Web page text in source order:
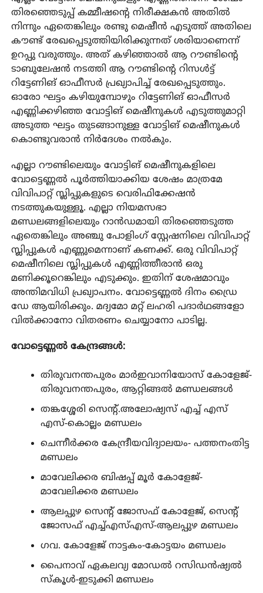
തിരഞ്ഞെടുപ്പ് കമ്മീഷന്റെ നിരീക്ഷകൻ അതിൽ
നിന്നും ഏതെങ്കിലും രണ്ടു മെഷീൻ എടുത്ത് അതിലെ
കൗണ്ട് രേഖപ്പെടുത്തിയിരിക്കുന്നത് ശരിയാണെന്ന്
ഉറപ്പു വരുത്തും. അത് കഴിഞ്ഞാൽ ആ റൗണ്ടിന്റെ
ടാബുലേഷൻ നടത്തി ആ റൗണ്ടിന്റെ റിസൾട്ട്
റിട്ടേണിങ് ഓഫീസർ പ്രഖ്യാപിച്ച് രേഖപ്പെടുത്തും.
ഓരോ ഘട്ടം കഴിയുമ്പോഴും റിട്ടേണിങ് ഓഫീസർ
എണ്ണിക്കഴിഞ്ഞ വോട്ടിങ് മെഷീനുകൾ എടുത്തുമാറ്റി
അടുത്ത ഘട്ടം തുടങ്ങാനുള്ള വോട്ടിങ് മെഷീനുകൾ
കൊണ്ടുവരാൻ നിർദേശം നൽകും.
എല്ലാ റൗണ്ടിലെയും വോട്ടിങ് മെഷീനുകളിലെ
വോട്ടെണ്ണൽ പൂർത്തിയാക്കിയ ശേഷം മാത്രമേ
വിവിപാറ്റ് സ്ലിപ്പുകളുടെ വെരിഫിക്കേഷൻ
നടത്തുകയുള്ളൂ. എല്ലാ നിയമസഭാ
മണ്ഡലങ്ങളിലെയും റാൻഡമായി തിരഞ്ഞെടുത്ത
ഏതെങ്കിലും അഞ്ചു പോളിംഗ് സ്റ്റേഷനിലെ വിവിപാറ്റ്
സ്ലിപ്പുകൾ എണ്ണുമെന്നാണ് കണക്ക്. ഒരു വിവിപാറ്റ്
മെഷീനിലെ സ്ലിപ്പുകൾ എണ്ണിത്തീരാൻ ഒരു
മണിക്കൂറെങ്കിലും എടുക്കും. ഇതിന് ശേഷമാവും
അന്തിമവിധി പ്രഖ്യാപനം. വോട്ടെണ്ണൽ ദിനം ഡ്രൈ
ഡേ ആയിരിക്കും. മദ്യമോ മറ്റ് ലഹരി പദാർഥങ്ങളോ
വിൽക്കാനോ വിതരണം ചെയ്യാനോ പാടില്ല.
വോട്ടെണ്ണൽ കേന്ദ്രങ്ങൾ:
തിരുവനന്തപുരം മാർഇവാനിയോസ് കോളേജ്-
തിരുവനന്തപുരം, ആറ്റിങ്ങൽ മണ്ഡലങ്ങൾ
തങ്കശ്ശേരി സെന്റ്.അലോഷ്യസ് എച്ച് എസ്
എസ്-കൊല്ലം മണ്ഡലം
ചെന്നീർക്കര കേന്ദ്രീയവിദ്യാലയം- പത്തനംതിട്ട
മണ്ഡലം
മാവേലിക്കര ബിഷപ്പ് മൂർ കോളേജ്-
മാവേലിക്കര മണ്ഡലം
ആലപ്പുഴ സെന്റ് ജോസഫ് കോളേജ്, സെന്റ്
ജോസഫ് എച്ച്എസ്എസ്-ആലപ്പുഴ മണ്ഡലം
ഗവ. കോളേജ് നാട്ടകം-കോട്ടയം മണ്ഡലം
പൈനാവ് ഏകലവ്യ മോഡൽ റസിഡൻഷ്യൽ
സ്‌കൂൾ-ഇടുക്കി മണ്ഡലം